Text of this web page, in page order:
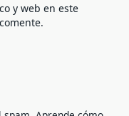
y web en este